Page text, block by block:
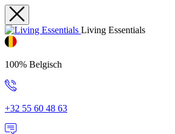
Living Essentials
100% Belgisch
+32 55 60 48 63